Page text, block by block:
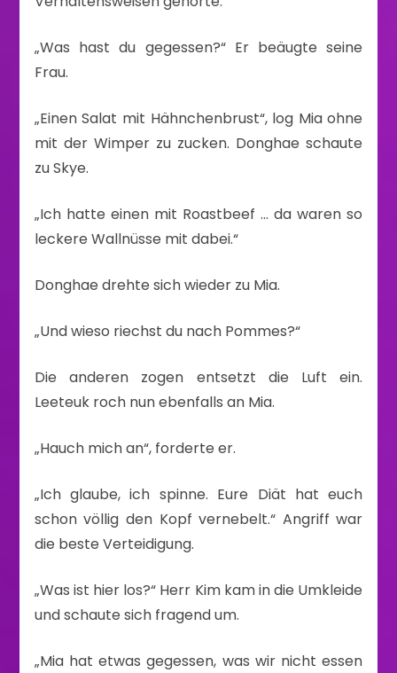
„Was hast du gegessen?“ Er beäugte seine
Frau.
„Einen Salat mit Hähnchenbrust“, log Mia ohne
mit der Wimper zu zucken. Donghae schaute
zu Skye.
„Ich hatte einen mit Roastbeef … da waren so
leckere Wallnüsse mit dabei.“
Donghae drehte sich wieder zu Mia.
„Und wieso riechst du nach Pommes?“
Die anderen zogen entsetzt die Luft ein.
Leeteuk roch nun ebenfalls an Mia.
„Hauch mich an“, forderte er.
„Ich glaube, ich spinne. Eure Diät hat euch
schon völlig den Kopf vernebelt.“ Angriff war
die beste Verteidigung.
„Was ist hier los?“ Herr Kim kam in die Umkleide
und schaute sich fragend um.
„Mia hat etwas gegessen, was wir nicht essen